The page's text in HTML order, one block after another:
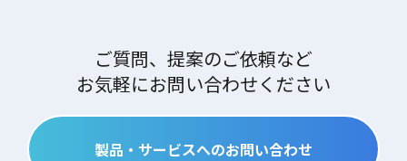
ご質問、提案のご依頼など
お気軽にお問い合わせください
製品・サービスへのお問い合わせ